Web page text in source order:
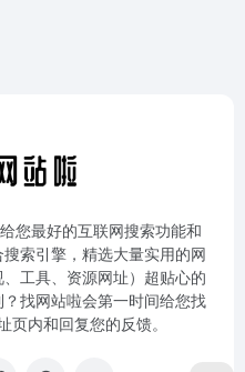
您最好的互联网搜索功能和
索引擎，精选大量实用的网
工具、资源网址）超贴心的
找网站啦会第一时间给您找
页内和回复您的反馈。